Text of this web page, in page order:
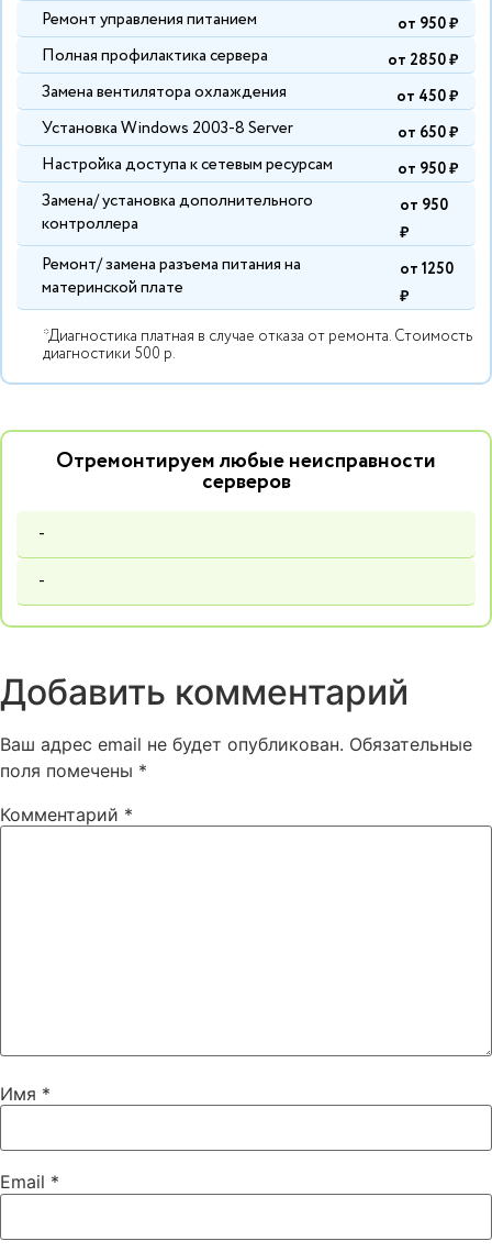
Ремонт управления питанием от 950 ₽
Полная профилактика сервера от 2850 ₽
Замена вентилятора охлаждения от 450 ₽
Установка Windows 2003-8 Server от 650 ₽
Настройка доступа к сетевым ресурсам от 950 ₽
Замена/ установка дополнительного
контроллера
от 950
₽
Ремонт/ замена разъема питания на
материнской плате
от 1250
₽
*Диагностика платная в случае отказа от ремонта. Стоимость
диагностики 500 р.
Отремонтируем любые неисправности
серверов
-
-
Добавить комментарий
Ваш адрес email не будет опубликован. Обязательные
поля помечены *
Комментарий *
Имя *
Email *